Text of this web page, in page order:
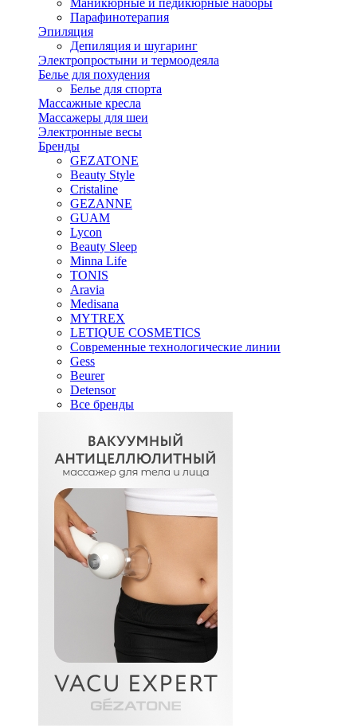
Маникюрные и педикюрные наборы
Парафинотерапия
Эпиляция
Депиляция и шугаринг
Электропростыни и термоодеяла
Белье для похудения
Белье для спорта
Массажные кресла
Массажеры для шеи
Электронные весы
Бренды
GEZATONE
Beauty Style
Cristaline
GEZANNE
GUAM
Lycon
Beauty Sleep
Minna Life
TONIS
Aravia
Medisana
MYTREX
LETIQUE COSMETICS
Современные технологические линии
Gess
Beurer
Detensor
Все бренды